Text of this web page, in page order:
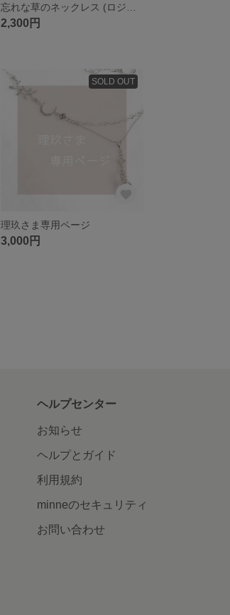
2,300円
SOLD OUT
理玖さま専用ページ
3,000円
ヘルプセンター
お知らせ
ヘルプとガイド
利用規約
minneのセキュリティ
お問い合わせ